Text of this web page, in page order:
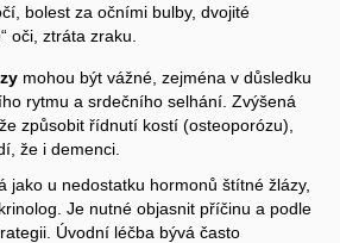
bolest za očními bulby, dvojité
oči, ztráta zraku.
mohou být vážné, zejména v důsledku
rytmu a srdečního selhání. Zvýšená
způsobit řídnutí kostí (osteoporózu),
že i demenci.
jako u nedostatku hormonů štítné žlázy,
Je nutné objasnit příčinu a podle
Úvodní léčba bývá často